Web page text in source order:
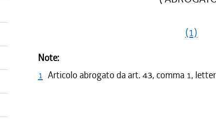
(1)
Note:
1 Articolo abrogato da art. 43, comma 1,